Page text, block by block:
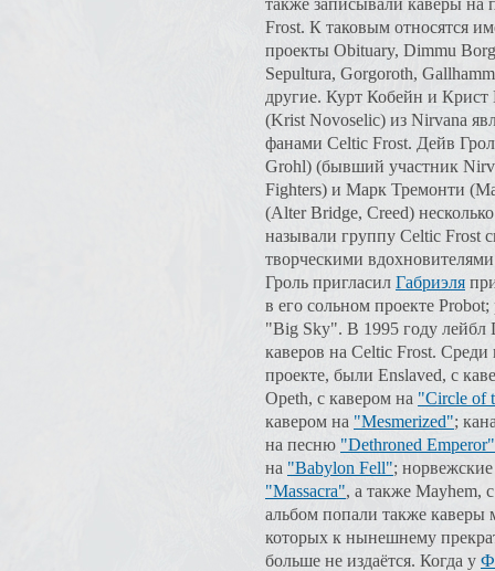
также записывали каверы на
Frost. К таковым относятся
проекты Obituary, Dimmu
Sepultura, Gorgoroth,
другие. Курт Кобейн и Крист
(Krist Novoselic) из Nirvana
фанами Celtic Frost. Дейв
Grohl) (бывший участник
Fighters) и Марк Тремонти
(Alter Bridge, Creed) несколько
называли группу Celtic Frost
творческими
Гроль пригласил Габриэля
в его сольном проекте
"Big Sky". В 1995 году лейбл
каверов на Celtic Frost.
проекте, были Enslaved, с
Opeth, с кавером на "Circle of
кавером на "Mesmerized";
на песню "Dethroned Emperor"
на "Babylon Fell";
"Massacra", а также Mayhem,
альбом попали также каверы
которых к нынешнему
больше не издаётся. Когда у